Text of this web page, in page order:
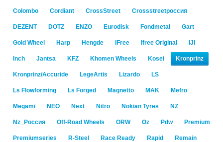
Colombo Cordiant CrossStreet Crossstreetроссия
DEZENT DOTZ ENZO Eurodisk Fondmetal Gart
Gold Wheel Harp Hengde iFree Ifree Original IJI
Inch Jantsa KFZ Khomen Wheels Kosei Kronprinz
Kronprinz/Accuride LegeArtis Lizardo LS
Ls Flowforming Ls Forged Magnetto MAK Mefro
Megami NEO Next Nitro Nokian Tyres NZ
Nz_Россия Off-Road Wheels ORW Oz Pdw Premium
Premiumseries R-Steel Race Ready Rapid Remain